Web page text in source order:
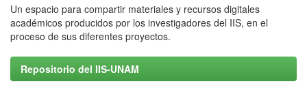
Un espacio para compartir materiales y recursos digitales
académicos producidos por los investigadores del IIS, en el
proceso de sus diferentes proyectos.
Repositorio del IIS-UNAM